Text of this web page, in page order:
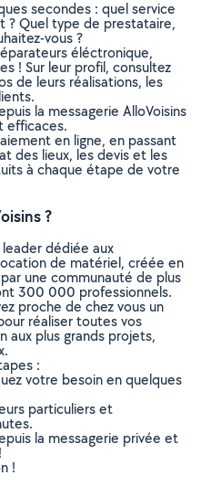
secondes : quel service
? Quel type de prestataire,
vous ?
éléctronique,
! Sur leur profil, consultez
de leurs réalisations, les
la messagerie AlloVoisins
efficaces.
en ligne, en passant
des lieux, les devis et les
à chaque étape de votre
?
leader dédiée aux
de matériel, créée en
une communauté de plus
300 000 professionnels.
proche de chez vous un
réaliser toutes vos
aux plus grands projets,
:
votre besoin en quelques
particuliers et
la messagerie privée et
!